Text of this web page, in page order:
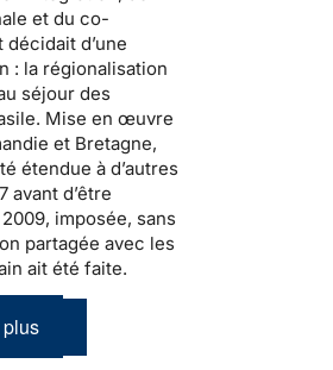
et du co-
décidait d’une
: la régionalisation
séjour des
Mise en œuvre
et Bretagne,
étendue à d’autres
avant d’être
imposée, sans
partagée avec les
ait été faite.